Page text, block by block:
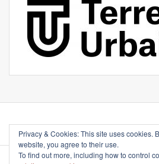
Privacy & Cookies: This site uses cookies.
website, you agree to their use.
To find out more, including how to control